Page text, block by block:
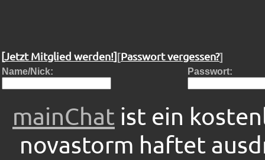
[Jetzt Mitglied werden!] [Passwort vergessen?]
Name/Nick: Passwort:
mainChat ist ein
novastorm haftet